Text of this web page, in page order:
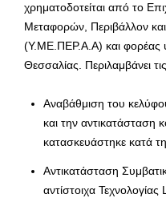
χρηματοδοτείται από το
Μεταφορών, Περιβάλλον
(Υ.ΜΕ.ΠΕΡ.Α.Α) και φορέας
Θεσσαλίας. Περιλαμβάνει
Αναβάθμιση του
και την
κατασκευάστηκε κατά
Αντικατάσταση
αντίστοιχα